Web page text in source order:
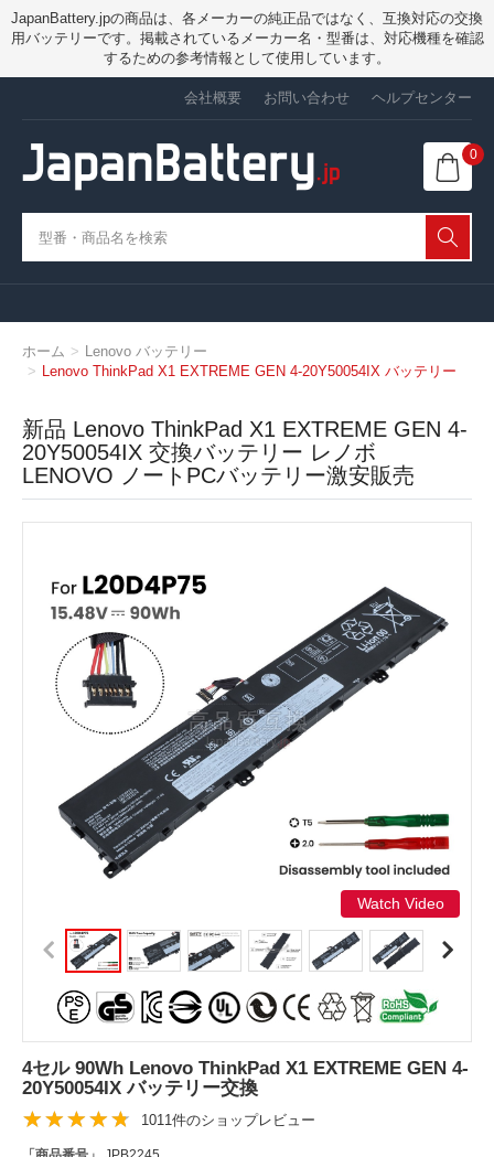
JapanBattery.jpの商品は、各メーカーの純正品ではなく、互換対応の交換
用バッテリーです。掲載されているメーカー名・型番は、対応機種を確認
するための参考情報として使用しています。
会社概要 お問い合わせ ヘルプセンター
0
ホーム
Lenovo バッテリー
Lenovo ThinkPad X1 EXTREME GEN 4-20Y50054IX バッテリー
新品 Lenovo ThinkPad X1 EXTREME GEN 4-
20Y50054IX 交換バッテリー レノボ
LENOVO ノートPCバッテリー激安販売
Watch Video
4セル 90Wh Lenovo ThinkPad X1 EXTREME GEN 4-
20Y50054IX バッテリー交換
1011件のショップレビュー